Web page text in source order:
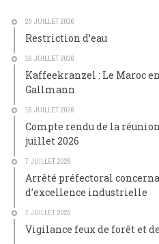
29 JUILLET 2026
Restriction d’eau
16 JUILLET 2026
Kaffeekranzel : Le Maroc
Gallmann
15 JUILLET 2026
Compte rendu de la
juillet 2026
7 JUILLET 2026
Arrêté préfectoral
d’excellence industrielle
7 JUILLET 2026
Vigilance feux de forêt et